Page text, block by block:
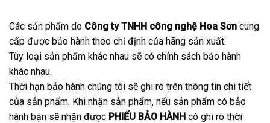
Các sản phẩm do Công ty TNHH công nghệ Hoa Sơn cung
cấp được bảo hành theo chỉ định của hãng sản xuất.
Tùy loại sản phẩm khác nhau sẽ có chính sách bảo hành
khác nhau.
Thời hạn bảo hành chúng tôi sẽ ghi rõ trên thông tin chi tiết
của sản phẩm. Khi nhận sản phẩm, nếu sản phẩm có bảo
hành bạn sẽ nhận được PHIẾU BẢO HÀNH có ghi rõ thời